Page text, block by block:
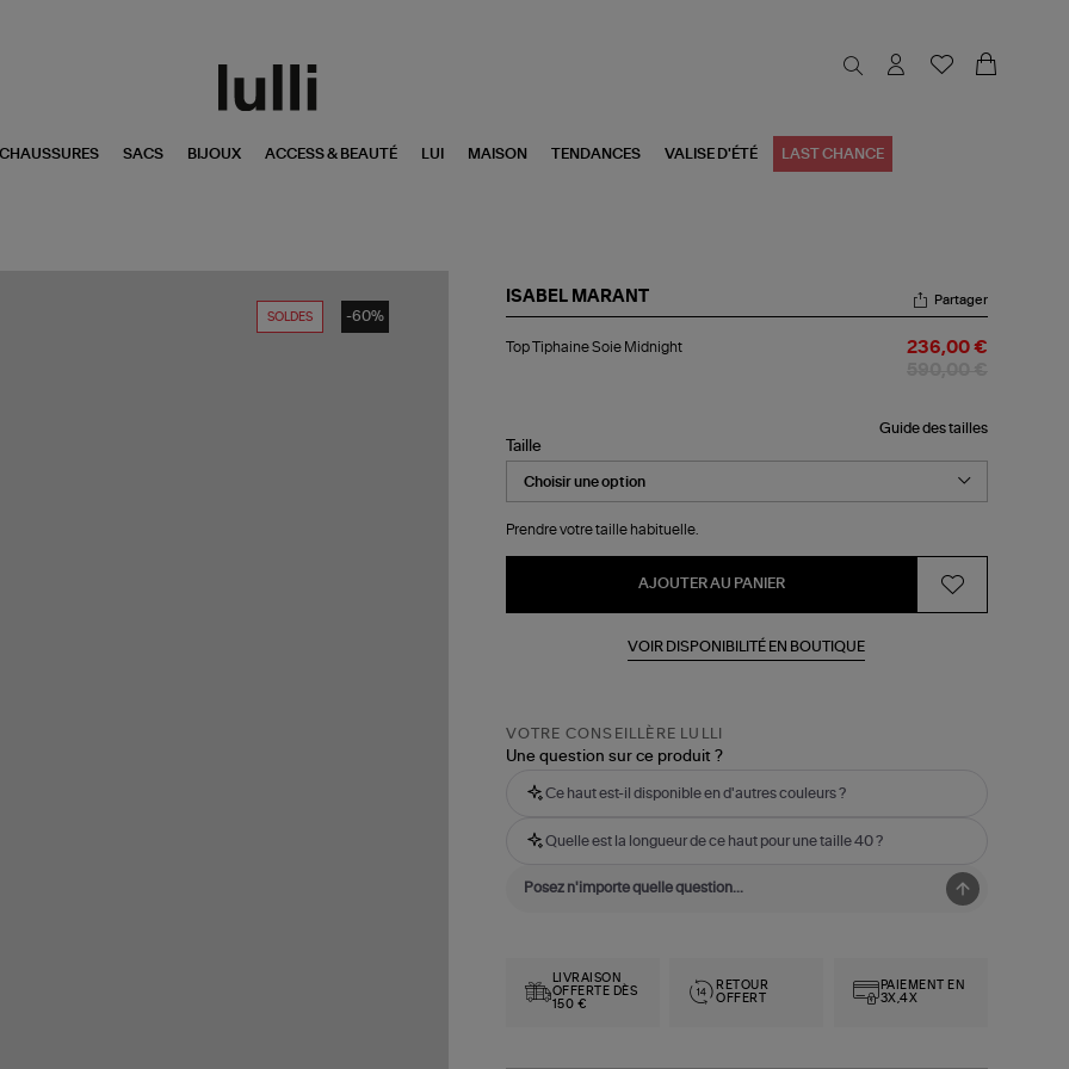
CHAUSSURES SACS BIJOUX ACCESS & BEAUTÉ LUI MAISON TENDANCES VALISE D'ÉTÉ LAST CHANCE
SOLDES -60%
ISABEL MARANT
Tiphaine
Partager
Top Tiphaine Soie Midnight 236,00 €
Guide des tailles
Taille
Prendre votre taille habituelle.
AJOUTER AU PANIER
VOIR DISPONIBILITÉ EN BOUTIQUE
VOTRE CONSEILLÈRE LULLI
Une question sur ce produit ?
Ce haut est-il disponible en d'autres couleurs ?
Quelle est la longueur de ce haut pour une taille 40 ?
LIVRAISON
OFFERTE DÈS
150 €
RETOUR
OFFERT
PAIEMENT EN
3X,4X